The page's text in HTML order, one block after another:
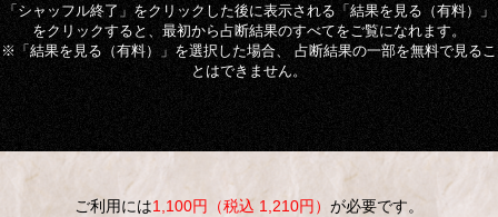
「シャッフル終了」をクリックした後に表示される「結果を見る（有料）」
をクリックすると、最初から占断結果のすべてをご覧になれます。
※「結果を見る（有料）」を選択した場合、 占断結果の一部を無料で見るこ
とはできません。
ご利用には1,100円（税込 1,210円） が必要です。